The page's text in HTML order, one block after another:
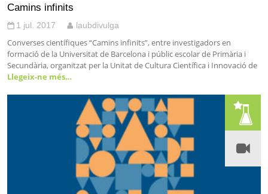
Camins infinits
1 jul. 2017 laubdivulga
Converses científiques “Camins infinits”, entre investigadors en
formació de la Universitat de Barcelona i públic escolar de Primària i
Secundària, organitzat per la Unitat de Cultura Científica i Innovació de
Llegeix-ne més…